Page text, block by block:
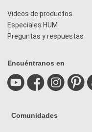
Videos de productos
Especiales HUM
Preguntas y respuestas
Encuéntranos en
Comunidades